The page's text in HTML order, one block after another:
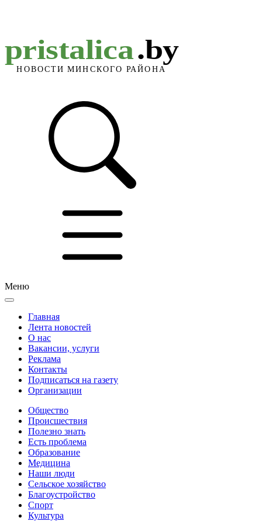
Меню
Главная
Лента новостей
О нас
Вакансии, услуги
Реклама
Контакты
Подписаться на газету
Организации
Общество
Происшествия
Полезно знать
Есть проблема
Образование
Медицина
Наши люди
Сельское хозяйство
Благоустройство
Спорт
Культура